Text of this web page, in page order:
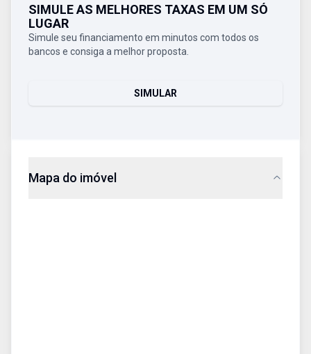
SIMULE AS MELHORES TAXAS EM UM SÓ
LUGAR
Simule seu financiamento em minutos com todos os
bancos e consiga a melhor proposta.
SIMULAR
Mapa do imóvel